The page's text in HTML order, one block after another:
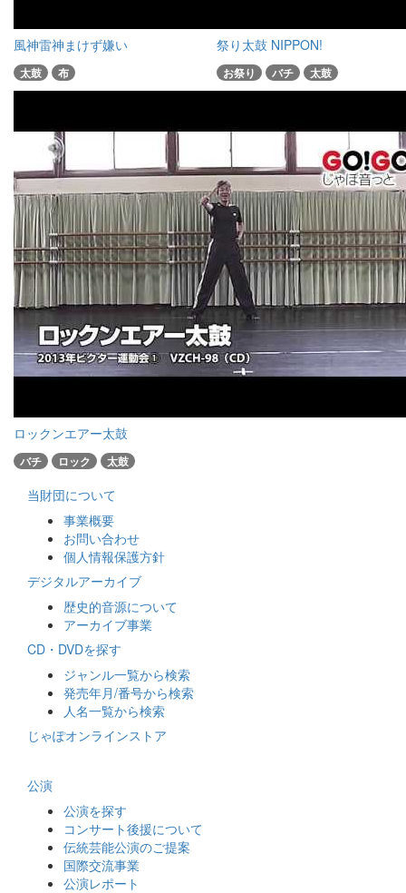
風神雷神まけず嫌い
太鼓 布
祭り太鼓 NIPPON!
お祭り バチ 太鼓
ロックンエアー太鼓
バチ ロック 太鼓
当財団について
事業概要
お問い合わせ
個人情報保護方針
デジタルアーカイブ
歴史的音源について
アーカイブ事業
CD・DVDを探す
ジャンル一覧から検索
発売年月/番号から検索
人名一覧から検索
じゃぽオンラインストア
公演
公演を探す
コンサート後援について
伝統芸能公演のご提案
国際交流事業
公演レポート